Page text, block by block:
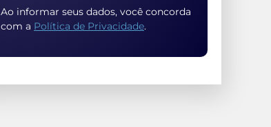
Ao informar seus dados, você concorda
com a Política de Privacidade.